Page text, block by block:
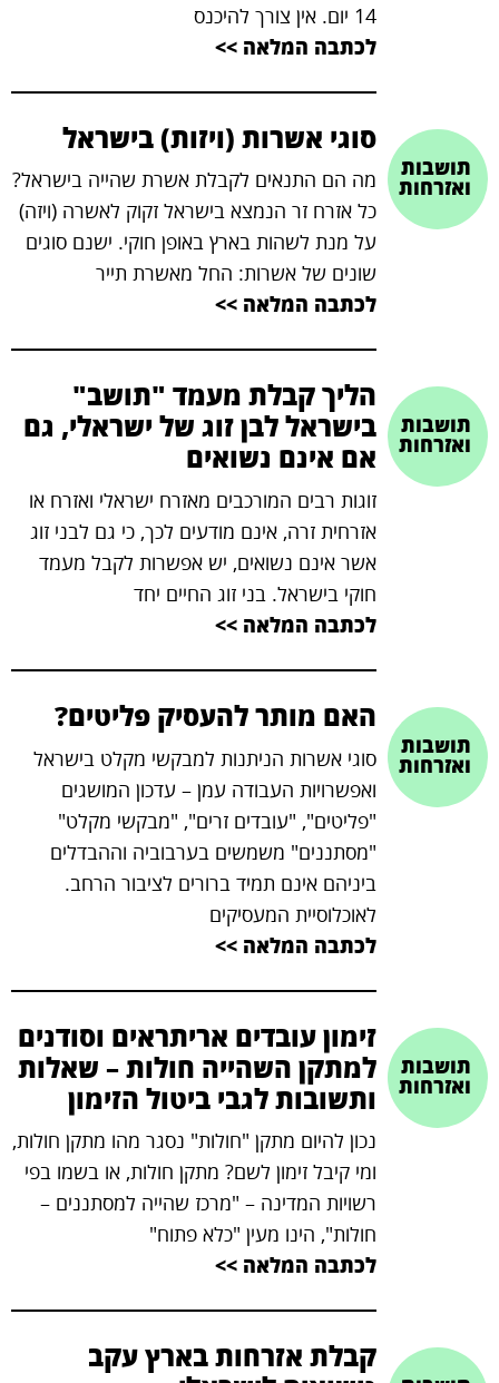
format_underlined
קו תחתי לקישורים
14 יום. אין צורך להיכנס
לכתבה המלאה >>
סוגי אשרות (ויזות) בישראל
מה הם התנאים לקבלת אשרת שהייה בישראל?
כל אזרח זר הנמצא בישראל זקוק לאשרה (ויזה)
על מנת לשהות בארץ באופן חוקי. ישנם סוגים
שונים של אשרות: החל מאשרת תייר
לכתבה המלאה >>
תושבות
ואזרחות
הליך קבלת מעמד "תושב"
בישראל לבן זוג של ישראלי, גם
אם אינם נשואים
זוגות רבים המורכבים מאזרח ישראלי ואזרח או
אזרחית זרה, אינם מודעים לכך, כי גם לבני זוג
אשר אינם נשואים, יש אפשרות לקבל מעמד
חוקי בישראל. בני זוג החיים יחד
לכתבה המלאה >>
תושבות
ואזרחות
האם מותר להעסיק פליטים?
סוגי אשרות הניתנות למבקשי מקלט בישראל
ואפשרויות העבודה עמן – עדכון המושגים
"פליטים", "עובדים זרים", "מבקשי מקלט"
"מסתננים" משמשים בערבוביה וההבדלים
ביניהם אינם תמיד ברורים לציבור הרחב.
לאוכלוסיית המעסיקים
לכתבה המלאה >>
תושבות
ואזרחות
זימון עובדים אריתראים וסודנים
למתקן השהייה חולות – שאלות
ותשובות לגבי ביטול הזימון
נכון להיום מתקן "חולות" נסגר מהו מתקן חולות,
ומי קיבל זימון לשם? מתקן חולות, או בשמו בפי
רשויות המדינה – "מרכז שהייה למסתננים –
חולות", הינו מעין "כלא פתוח"
לכתבה המלאה >>
תושבות
ואזרחות
קבלת אזרחות בארץ עקב